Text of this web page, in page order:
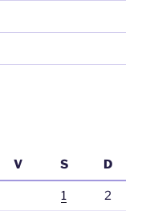
V S D
1 2